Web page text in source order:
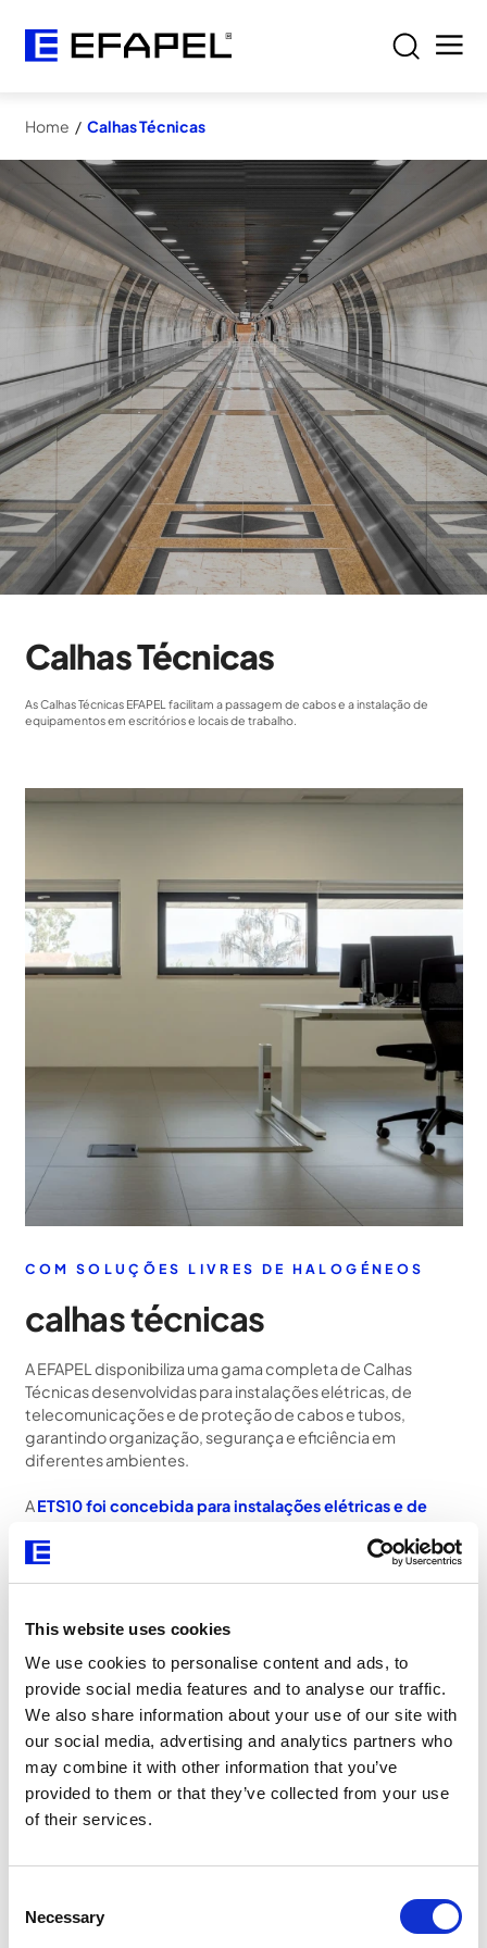
This website uses cookies
We use cookies to personalise content and ads, to
provide social media features and to analyse our traffic.
We also share information about your use of our site with
our social media, advertising and analytics partners who
may combine it with other information that you’ve
provided to them or that they’ve collected from your use
of their services.
Selection
Necessary
Home / Calhas Técnicas
Calhas Técnicas
As Calhas Técnicas EFAPEL facilitam a passagem de cabos e a instalação de
equipamentos em escritórios e locais de trabalho.
COM SOLUÇÕES LIVRES DE HALOGÉNEOS
calhas técnicas
A EFAPEL disponibiliza uma gama completa de Calhas
Técnicas desenvolvidas para instalações elétricas, de
telecomunicações e de proteção de cabos e tubos,
garantindo organização, segurança e eficiência em
diferentes ambientes.
AETS10 foi concebida para instalações elétricas e de
a diferentes condições de montagem. Permite a aplicação
Apresenta ângulos variáveis, grau de proteção IP44, elevada
proteção.
A sistema de calhasTampa L45 - Clipagem Direta introduz
um sistema que permite instalar, com apenas um clique,
interruptores e tomadas do sistema mec Q45, tornando o
processo mais rápido, intuitivo e seguro.
AETS13 foi desenvolvida para a proteção de cabos e
sistemas de climatização, água ou cablagem técnica.
proteção IP44 e é fornecida com filme de proteção.